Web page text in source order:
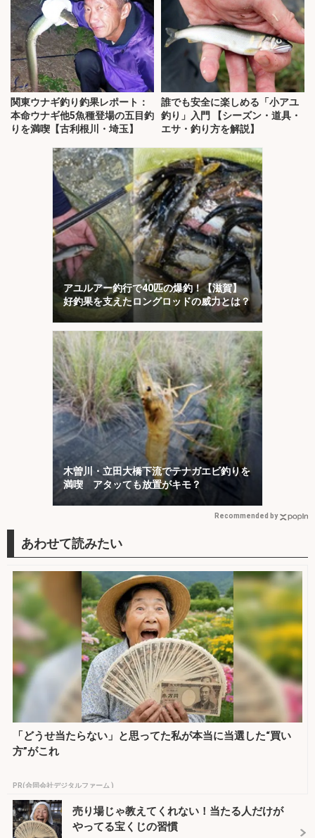
関東ウナギ釣り釣果レポート：
本命ウナギ他5魚種登場の五目釣
りを満喫【古利根川・埼玉】
誰でも安全に楽しめる「小アユ
釣り」入門 【シーズン・道具・
エサ・釣り方を解説】
アユルアー釣行で40匹の爆釣！【滋賀】
好釣果を支えたロングロッドの威力とは？
木曽川・立田大橋下流でテナガエビ釣りを
満喫 アタッても放置がキモ？
Recommended by
「どうせ当たらない」と思ってた私が本当に当選した“買い
方”がこれ
PR(合同会社デジタルファーム )
売り場じゃ教えてくれない！当たる人だけが
やってる宝くじの習慣